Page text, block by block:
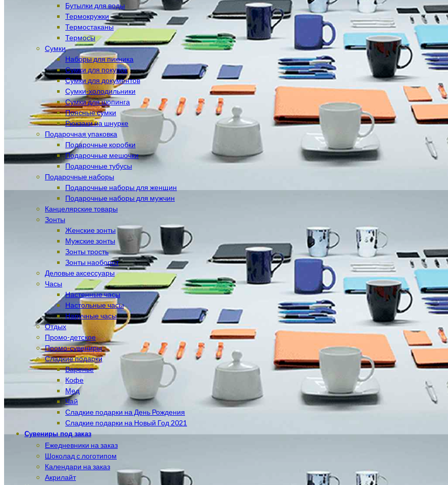
Бутылки для воды
Термокружки
Термостаканы
Термосы
Сумки
Наборы для пикника
Сумки для покупок
Сумки для документов
Сумки-холодильники
Сумки для шопинга
Поясные сумки
Рюкзаки на шнурке
Подарочная упаковка
Подарочные коробки
Подарочные мешочки
Подарочные тубусы
Подарочные наборы
Подарочные наборы для женщин
Подарочные наборы для мужчин
Канцелярские товары
Зонты
Женские зонты
Мужские зонты
Зонты трость
Зонты наоборот
Деловые аксессуары
Часы
Настенные часы
Настольные часы
Наручные часы
Отдых
Промо-детское
Промо-сувениры
Сладкие подарки
Варенье
Кофе
Мед
Чай
Сладкие подарки на День Рождения
Сладкие подарки на Новый Год 2021
Сувениры под заказ
Ежедневники на заказ
Шоколад с логотипом
Календари на заказ
Акрилайт